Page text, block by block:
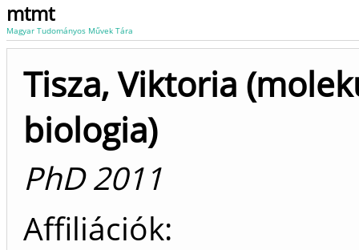
mtmt
Magyar Tudományos Művek Tára
Tisza, Viktoria
biologia)
PhD 2011
Affiliációk